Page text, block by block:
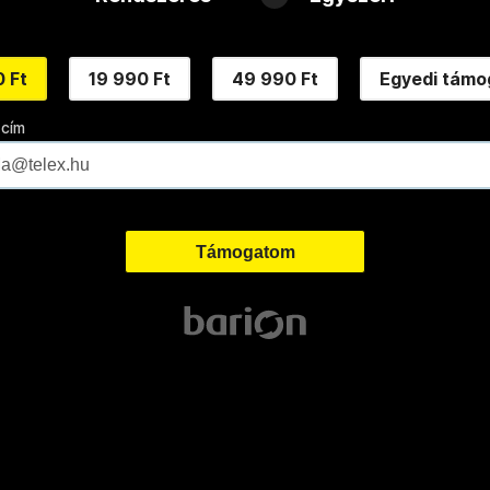
Ft 19 990 Ft 49 990 Ft Egyedi